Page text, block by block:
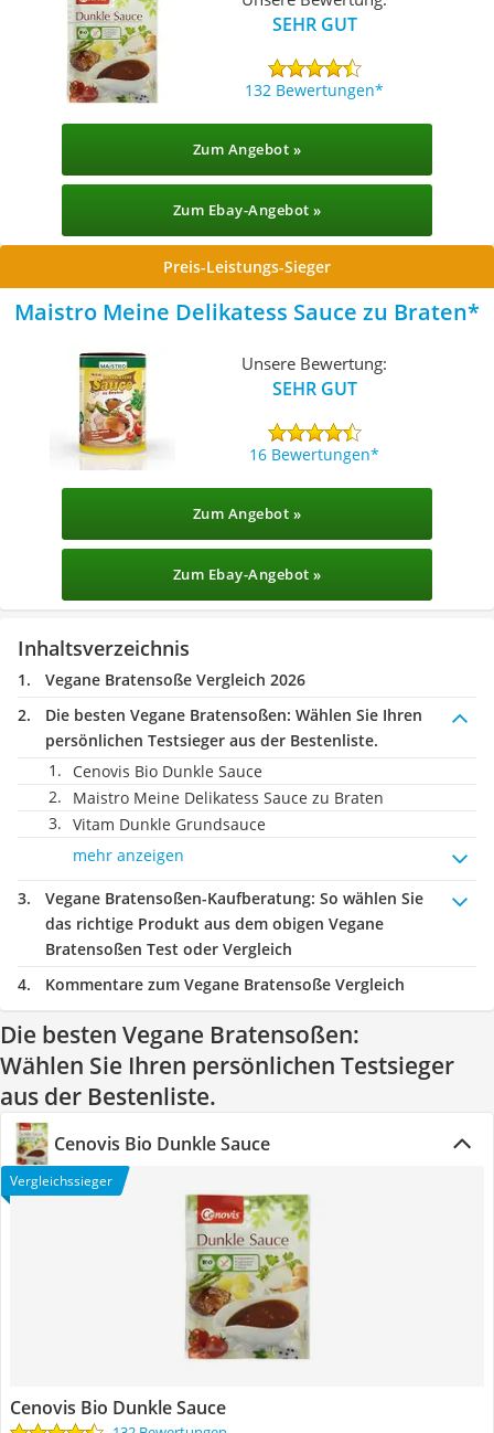
SEHR GUT
132 Bewertungen
Zum Angebot »
Zum Ebay-Angebot »
Preis-Leistungs-Sieger
Maistro Meine Delikatess Sauce zu Braten
Unsere Bewertung:
SEHR GUT
16 Bewertungen
Zum Angebot »
Zum Ebay-Angebot »
Inhaltsverzeichnis
Vegane Bratensoße Vergleich 2026
Die besten Vegane Bratensoßen: Wählen Sie Ihren
persönlichen Testsieger aus der Bestenliste.
Cenovis Bio Dunkle Sauce
Maistro Meine Delikatess Sauce zu Braten
Vitam Dunkle Grundsauce
mehr anzeigen
Vegane Bratensoßen-Kaufberatung: So wählen Sie
das richtige Produkt aus dem obigen Vegane
Bratensoßen Test oder Vergleich
Kommentare zum Vegane Bratensoße Vergleich
Die besten Vegane Bratensoßen:
Wählen Sie Ihren persönlichen Testsieger
aus der Bestenliste.
Cenovis Bio Dunkle Sauce
Vergleichssieger
Cenovis Bio Dunkle Sauce